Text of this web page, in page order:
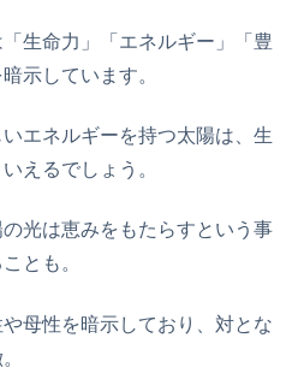
生命力」「エネルギー」「豊
示しています。
エネルギーを持つ太陽は、生
えるでしょう。
光は恵みをもたらすという事
とも。
母性を暗示しており、対とな